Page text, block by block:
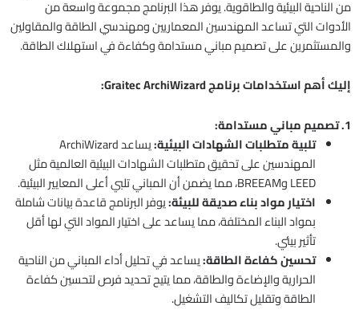
من الناحية البيئية والطاقوية. يوفر هذا البرنامج مجموعة واسعة من
الأدوات التي تساعد المهندسين المعماريين ومهندسي الطاقة والمقاولين
والمستثمرين على تصميم مباني مستدامة وكفاءة في استهلاك الطاقة.
إليك أهم استخدامات برنامج Graitec ArchiWizard:
1. تصميم مباني مستدامة:
تلبية متطلبات الشهادات البيئية:
يساعد ArchiWizard
المهندسين على تحقيق متطلبات الشهادات البيئية العالمية مثل
LEED وBREEAM، مما يضمن أن المباني تلبي أعلى المعايير البيئية.
اختيار مواد بناء صديقة للبيئة:يوفر البرنامج قاعدة بيانات شاملة
بمواد البناء المختلفة، مما يساعد على اختيار المواد التي لها أقل
تأثير بيئي.
تحسين كفاءة الطاقة:يساعد في تحليل أداء المباني من الناحية
الحرارية والإضاءة والطاقة، مما يتيح تحديد فرص لتحسين كفاءة
الطاقة وتقليل تكاليف التشغيل.